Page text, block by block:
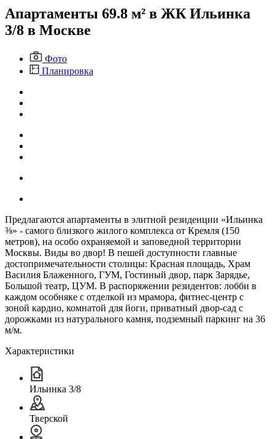
Апартаменты 69.8 м² в ЖК Ильинка
3/8 в Москве
Фото
Планировка
Предлагаются апартаменты в элитной резиденции «Ильинка
⅜» - самого близкого жилого комплекса от Кремля (150
метров), на особо охраняемой и заповедной территории
Москвы. Виды во двор! В пешей доступности главные
достопримечательности столицы: Красная площадь, Храм
Василия Блаженного, ГУМ, Гостиный двор, парк Зарядье,
Большой театр, ЦУМ. В распоряжении резидентов: лобби в
каждом особняке с отделкой из мрамора, фитнес-центр с
зоной кардио, комнатой для йоги, приватный двор-сад с
дорожками из натурального камня, подземный паркинг на 36
м/м.
Характеристики
Ильинка 3/8
Тверской